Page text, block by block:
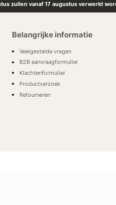
zullen vanaf 17 augustus verwerkt
Belangrijke informatie
Veelgestelde vragen
B2B aanvraagformulier
Klachtenformulier
Productverzoek
Retourneren